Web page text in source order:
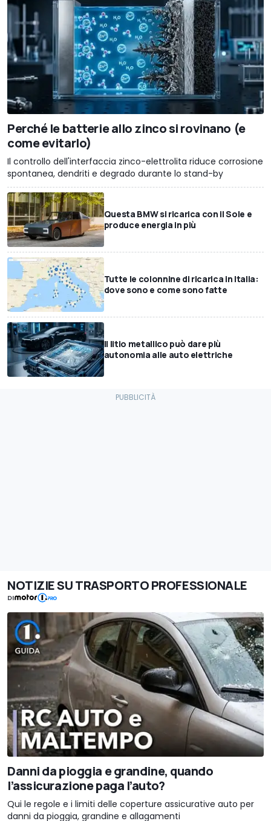
Perché le batterie allo zinco si rovinano (e
come evitarlo)
Il controllo dell'interfaccia zinco-elettrolita riduce corrosione
spontanea, dendriti e degrado durante lo stand-by
Questa BMW si ricarica con il Sole e
produce energia in più
Tutte le colonnine di ricarica in Italia:
dove sono e come sono fatte
Il litio metallico può dare più
autonomia alle auto elettriche
NOTIZIE SU TRASPORTO PROFESSIONALE
DI
Danni da pioggia e grandine, quando
l’assicurazione paga l’auto?
Qui le regole e i limiti delle coperture assicurative auto per
danni da pioggia, grandine e allagamenti